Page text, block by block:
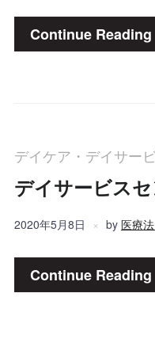
Continue Reading
デイケア・デイサー
デイサービス
2020年5月8日 by 医療
Continue Reading